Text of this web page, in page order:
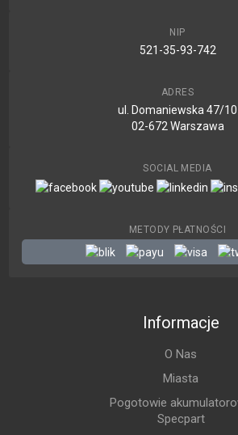
NIP
521-35-93-742
ADRES
ul. Domaniewska 47/10
02-672 Warszawa
SOCIAL MEDIA
METODY PŁATNOŚCI
Informacje
O Nas
Miasta
Pogotowie
Specpart